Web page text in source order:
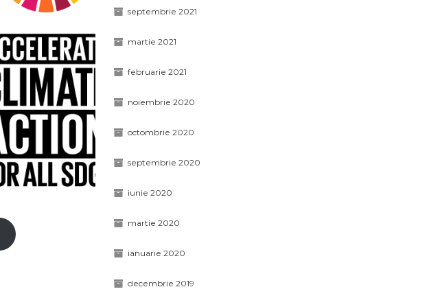
septembrie 2021
martie 2021
februarie 2021
noiembrie 2020
octombrie 2020
septembrie 2020
iunie 2020
martie 2020
ianuarie 2020
decembrie 2019